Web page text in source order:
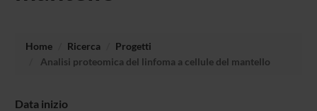
Home Ricerca
Progetti
Analisi proteomica del linfoma a cellule del mantello
Data inizio